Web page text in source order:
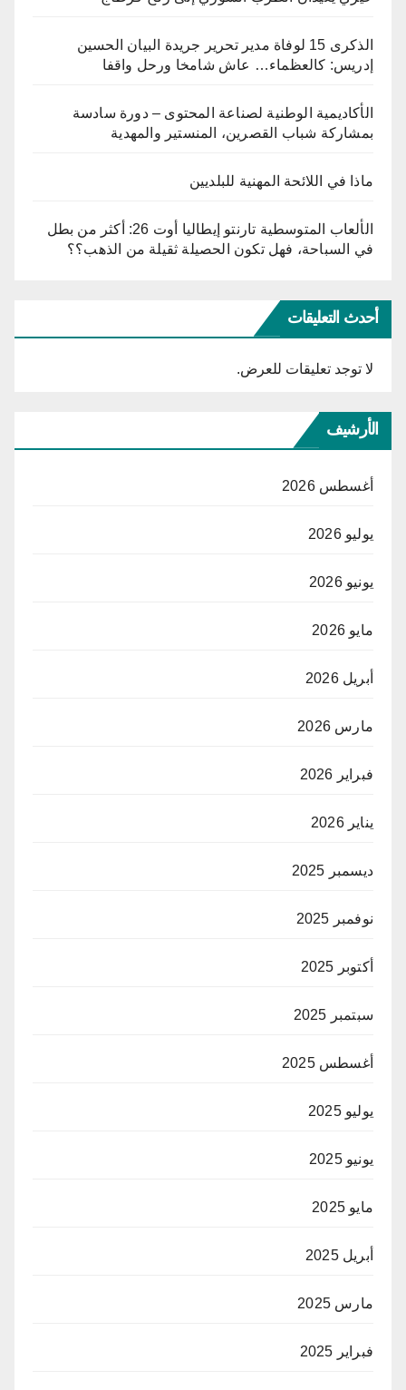
الذكرى 15 لوفاة مدير تحرير جريدة البيان الحسين
إدريس: كالعظماء… عاش شامخا ورحل واقفا
الأكاديمية الوطنية لصناعة المحتوى – دورة سادسة
بمشاركة شباب القصرين، المنستير والمهدية
ماذا في اللائحة المهنية للبلديين
الألعاب المتوسطية تارنتو إيطاليا أوت 26: أكثر من بطل
في السباحة، فهل تكون الحصيلة ثقيلة من الذهب؟؟
أحدث التعليقات
لا توجد تعليقات للعرض.
الأرشيف
أغسطس 2026
يوليو 2026
يونيو 2026
مايو 2026
أبريل 2026
مارس 2026
فبراير 2026
يناير 2026
ديسمبر 2025
نوفمبر 2025
أكتوبر 2025
سبتمبر 2025
أغسطس 2025
يوليو 2025
يونيو 2025
مايو 2025
أبريل 2025
مارس 2025
فبراير 2025